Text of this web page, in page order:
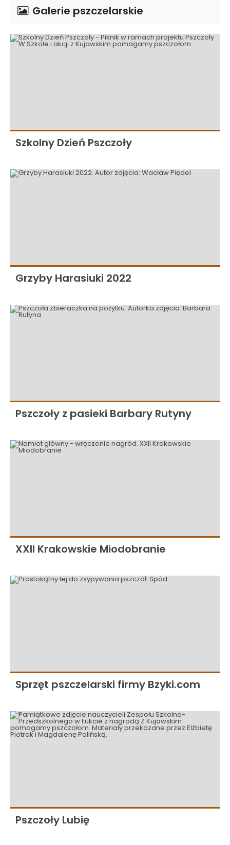
Galerie pszczelarskie
Szkolny Dzień Pszczoły
Grzyby Harasiuki 2022
Pszczoły z pasieki Barbary Rutyny
XXII Krakowskie Miodobranie
Sprzęt pszczelarski firmy Bzyki.com
Pszczoły Lubię